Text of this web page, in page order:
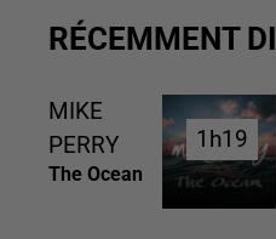
RÉCEMMENT
MIKE
PERRY
The Ocean
1h19
1h19